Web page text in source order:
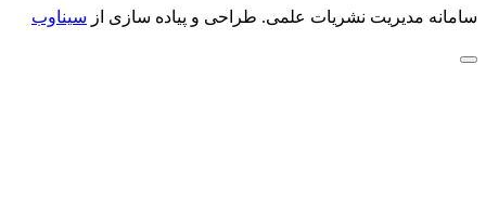
سامانه مدیریت نشریات علمی. طراحی و پیاده سازی از سیناوب